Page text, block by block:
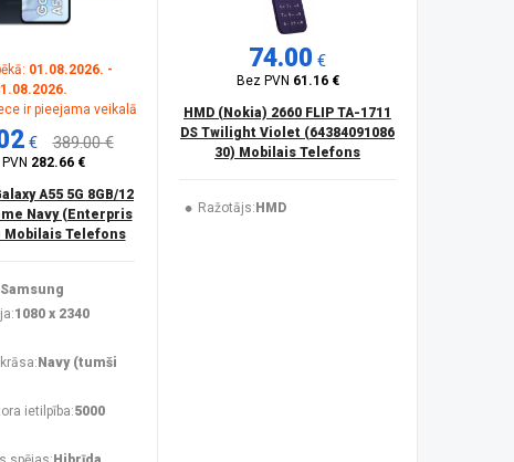
01.08.2026. -
ir pieejama veikalā
€ 389.00 €
282.66 €
A55 5G 8GB/12
Navy (Enterpris
Mobilais Telefons
Samsung
1080 x 2340
Navy (tumši
ietilpība:5000
74.00 €
Bez PVN 61.16 €
HMD (Nokia) 2660 FLIP TA-1711
DS Twilight Violet (64384091086
30) Mobilais Telefons
Ražotājs: HMD